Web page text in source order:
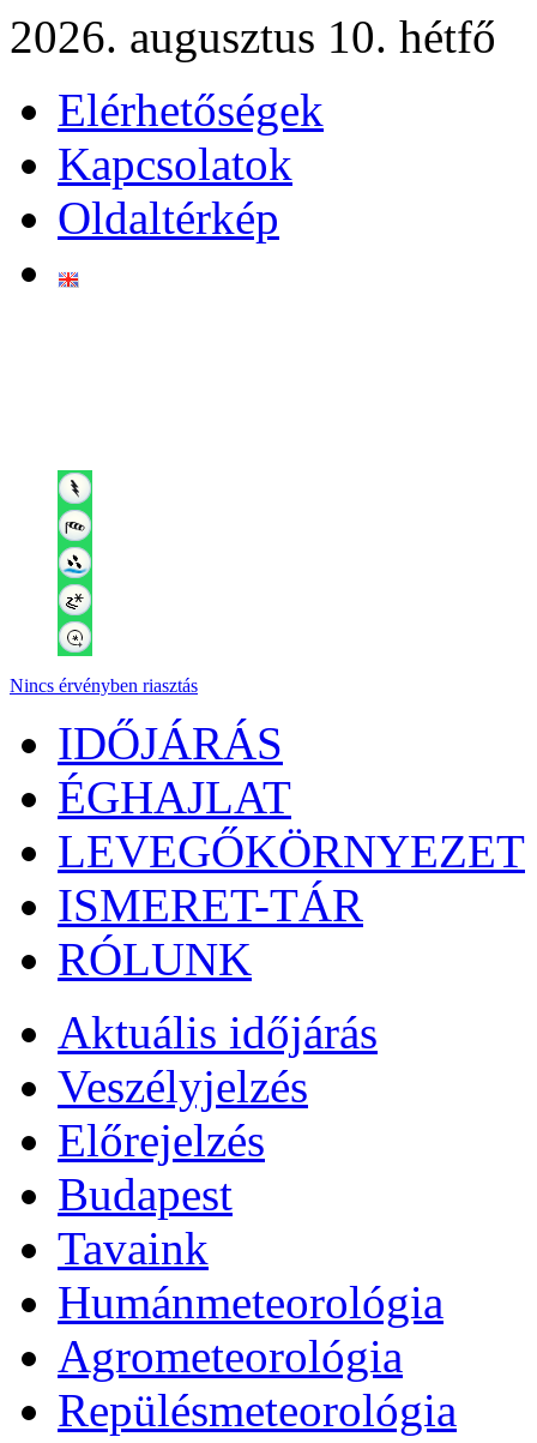
2026. augusztus 10. hétfő
Elérhetőségek
Kapcsolatok
Oldaltérkép
Nincs érvényben riasztás
IDŐJÁRÁS
ÉGHAJLAT
LEVEGŐKÖRNYEZET
ISMERET-TÁR
RÓLUNK
Aktuális időjárás
Veszélyjelzés
Előrejelzés
Budapest
Tavaink
Humánmeteorológia
Agrometeorológia
Repülésmeteorológia